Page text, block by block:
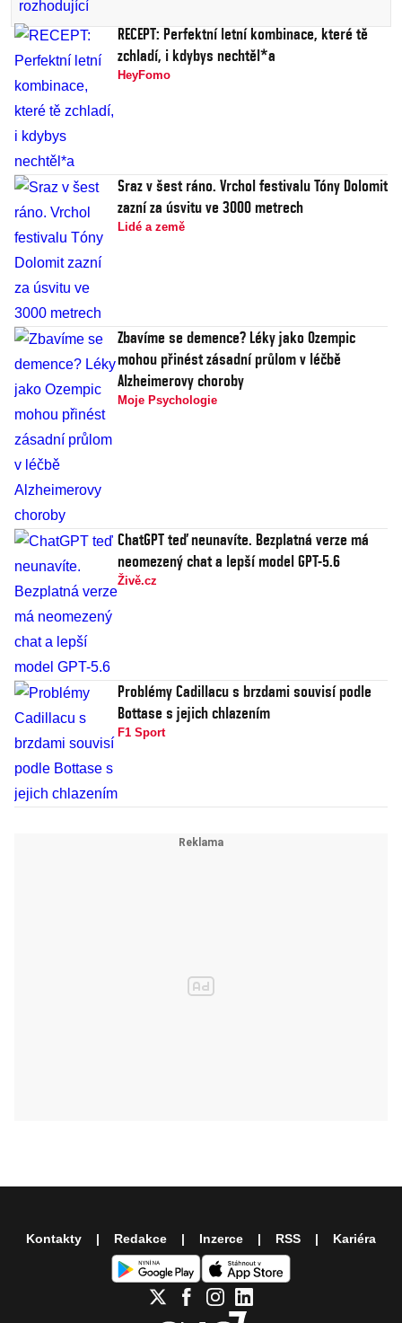
RECEPT: Perfektní letní kombinace, které tě
zchladí, i kdybys nechtěl*a
HeyFomo
Sraz v šest ráno. Vrchol festivalu Tóny Dolomit
zazní za úsvitu ve 3000 metrech
Lidé a země
Zbavíme se demence? Léky jako Ozempic
mohou přinést zásadní průlom v léčbě
Alzheimerovy choroby
Moje Psychologie
ChatGPT teď neunavíte. Bezplatná verze má
neomezený chat a lepší model GPT-5.6
Živě.cz
Problémy Cadillacu s brzdami souvisí podle
Bottase s jejich chlazením
F1 Sport
Kontakty Redakce Inzerce RSS Kariéra